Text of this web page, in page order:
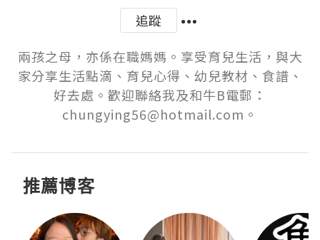
追蹤
兩孩之母，亦係在職媽媽。享受育兒生活，與大
家分享生活點滴、育兒心得、幼兒教材、食譜、
好去處。歡迎聯絡我及和牛B電郵：
chungying56@hotmail.com。
推薦博客